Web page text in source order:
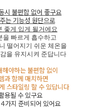
시 불편함 없어 좋구요
는 기능성 원단으로
좋게 입게 될거에요
을 빠르게 흡수하고
떨어지기 쉬운 체온을
을 유지시켜 준답니다
야하는 불편함 없이
과 함께 매치하면
스타일링 할 수 있답니다
용될 수 있구요
4가지 준비되어 있어요